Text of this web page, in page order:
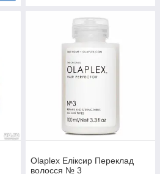
Olaplex Еліксир Переклад
волосся № 3